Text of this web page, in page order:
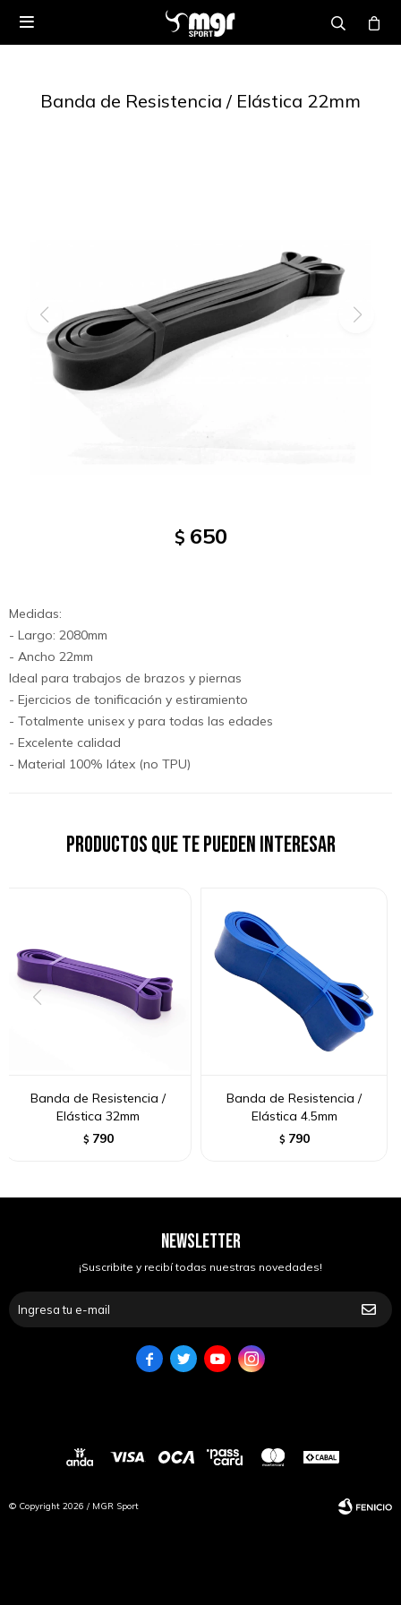

Banda de Resistencia / Elástica 22mm
$ 650
Medidas:
- Largo: 2080mm
- Ancho 22mm
Ideal para trabajos de brazos y piernas
- Ejercicios de tonificación y estiramiento
- Totalmente unisex y para todas las edades
- Excelente calidad
- Material 100% látex (no TPU)
Productos que te pueden interesar
Banda de Resistencia /
Elástica 32mm
$ 790
Banda de Resistencia /
Elástica 4.5mm
$ 790
NEWSLETTER
¡Suscribite y recibí todas nuestras novedades!
   
© Copyright 2026 / MGR Sport